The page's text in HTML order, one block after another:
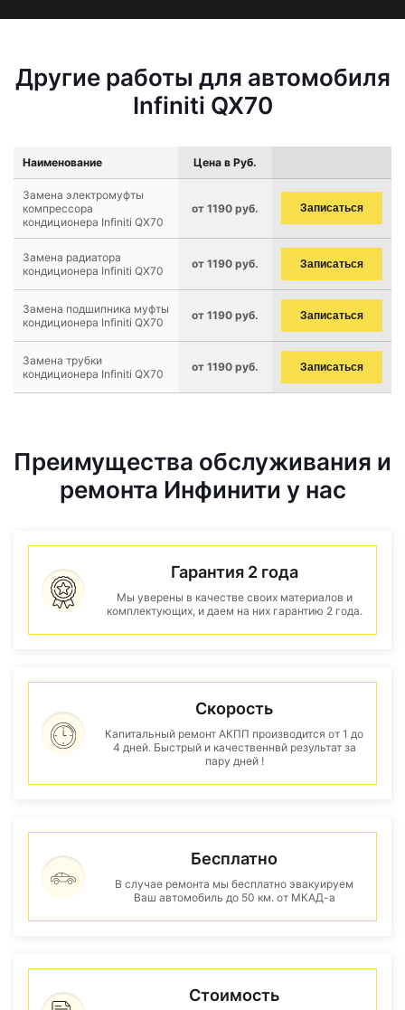
Другие работы для автомобиля
Infiniti QX70
Наименование Цена в Руб.
Замена электромуфты
компрессора
кондиционера Infiniti QX70
от 1190 руб. Записаться
Замена радиатора
кондиционера Infiniti QX70
от 1190 руб. Записаться
Замена подшипника муфты
кондиционера Infiniti QX70
от 1190 руб. Записаться
Замена трубки
кондиционера Infiniti QX70
от 1190 руб. Записаться
Преимущества обслуживания и
ремонта Инфинити у нас
Гарантия 2 года
Мы уверены в качестве своих материалов и
комплектующих, и даем на них гарантию 2 года.
Скорость
Капитальный ремонт АКПП производится от 1 до
4 дней. Быстрый и качественнвй результат за
пару дней !
Бесплатно
В случае ремонта мы бесплатно эвакуируем
Ваш автомобиль до 50 км. от МКАД-а
Стоимость